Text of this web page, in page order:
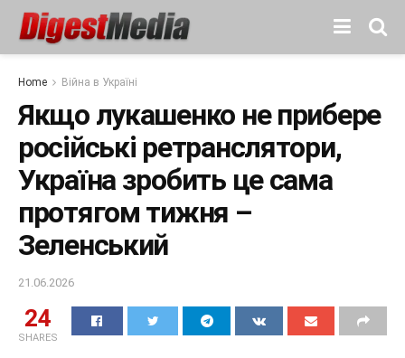
Home Війна в Україні
Якщо лукашенко не прибере
російські ретранслятори,
Україна зробить це сама
протягом тижня –
Зеленський
21.06.2026
24
SHARES